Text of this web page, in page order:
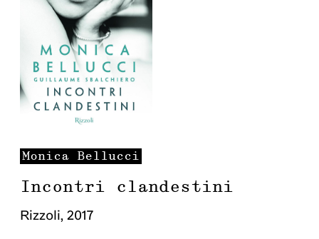
Monica Bellucci
Incontri clandestini
Rizzoli, 2017